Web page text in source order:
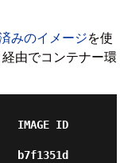
みのイメージを使
由でコンテナー環
ID
b7f1351d